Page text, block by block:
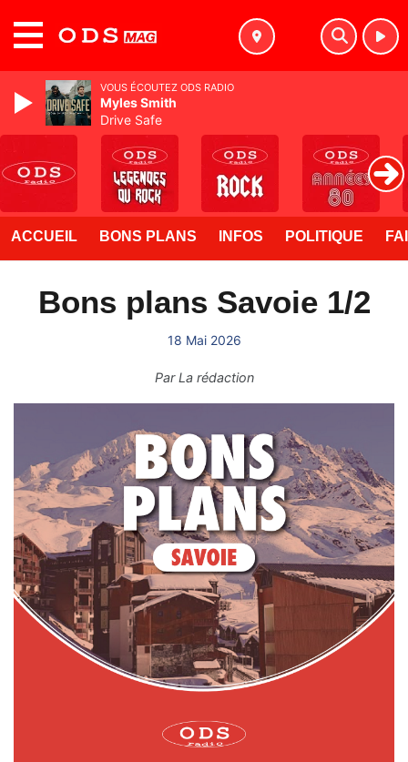
ACCUEIL BONS PLANS INFOS POLITIQUE
Bons plans Savoie 1/2
18 Mai 2026
ParLa rédaction
VOUS ÉCOUTEZ ODS RADIO
Myles Smith
Drive Safe